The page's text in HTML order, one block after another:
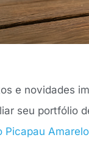
e novidades
seu portfólio
Picapau